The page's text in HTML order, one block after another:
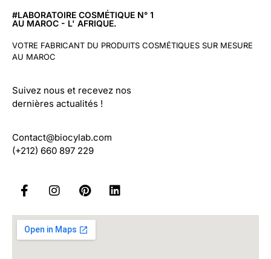
#LABORATOIRE COSMÉTIQUE N° 1
AU MAROC - L' AFRIQUE.
VOTRE FABRICANT DU PRODUITS COSMÉTIQUES SUR MESURE
AU MAROC
Suivez nous et recevez nos
dernières actualités !
Contact@biocylab.com
(+212) 660 897 229